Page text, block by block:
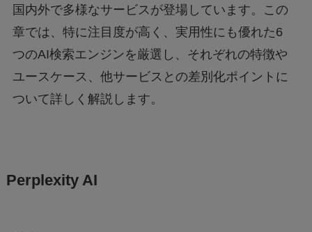
国内外で多様なサービスが登場しています。この
章では、特に注目度が高く、実用性にも優れた6
つのAI検索エンジンを厳選し、それぞれの特徴や
ユースケース、他サービスとの差別化ポイントに
ついて詳しく解説します。
Perplexity AI